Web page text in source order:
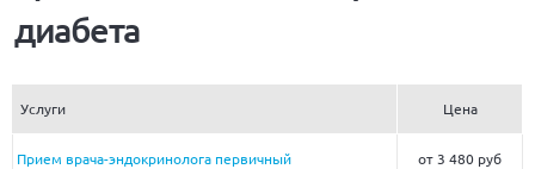
диабета
Услуги Цена
Прием врача-эндокринолога первичный от 3 480 руб